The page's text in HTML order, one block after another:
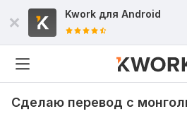
Kwork для Android
Сделаю перевод с